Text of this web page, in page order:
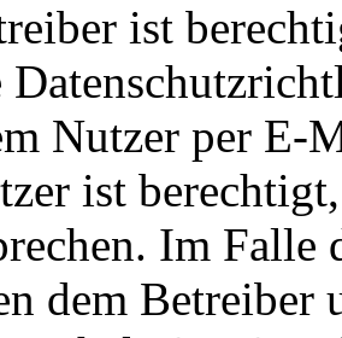
ist
Nutzer per E-
ist
Im Falle
dem Betreiber